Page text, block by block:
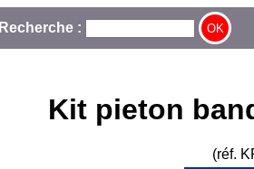
Recherche :
Kit pieton
(réf.